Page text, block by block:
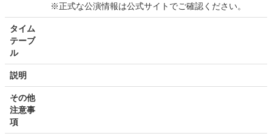
※正式な公演情報は公式サイトでご確認ください。
タイム
テーブ
ル
説明
その他
注意事
項